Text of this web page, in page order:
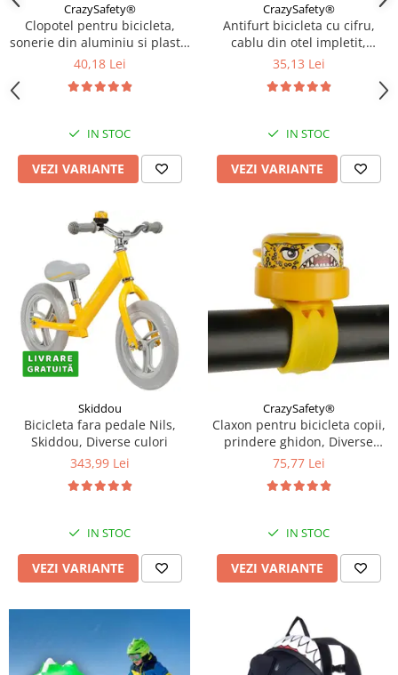
CrazySafety®
Clopotel pentru bicicleta,
sonerie din aluminiu si plastic
rezistent, Diverse culori
40,18 Lei
IN STOC
VEZI VARIANTE
CrazySafety®
Antifurt bicicleta cu cifru,
cablu din otel impletit,
lungime 65 cm, rezistent,
35,13 Lei
IN STOC
VEZI VARIANTE
Skiddou
Bicicleta fara pedale Nils,
Skiddou, Diverse culori
343,99 Lei
IN STOC
VEZI VARIANTE
CrazySafety®
Claxon pentru bicicleta copii,
prindere ghidon, Diverse
modele si culori
75,77 Lei
IN STOC
VEZI VARIANTE